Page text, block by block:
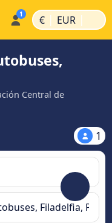
€ | EUR |
Central de
1